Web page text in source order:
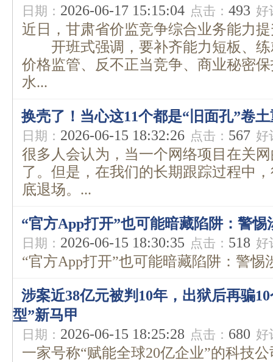
日期： 2026-06-17 15:15:04 点击： 493 好
近日，甘肃省价监竞争综合业务能力
开班式强调，要补齐能力短板、练
价格监管、反不正当竞争、商业秘密
水...
换壳了！当心这11个都是“旧面孔”卷
日期： 2026-06-15 18:32:26 点击： 567 好
很多人会认为，当一个网络项目在关
了。但是，在我们的长期跟踪过程中
底退场。...
“官方App打开”也可能暗藏陷阱：警
日期： 2026-06-15 18:30:35 点击： 518 好
“官方App打开”也可能暗藏陷阱：警惕
涉案近38亿元被判10年，出狱后再骗
型”新马甲
日期： 2026-06-15 18:25:28 点击： 680 好
一家号称“赋能全球20亿企业”的科技